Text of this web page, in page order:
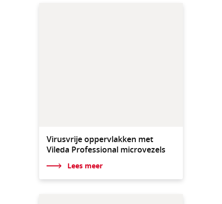
Virusvrije oppervlakken met
Vileda Professional microvezels
Lees meer